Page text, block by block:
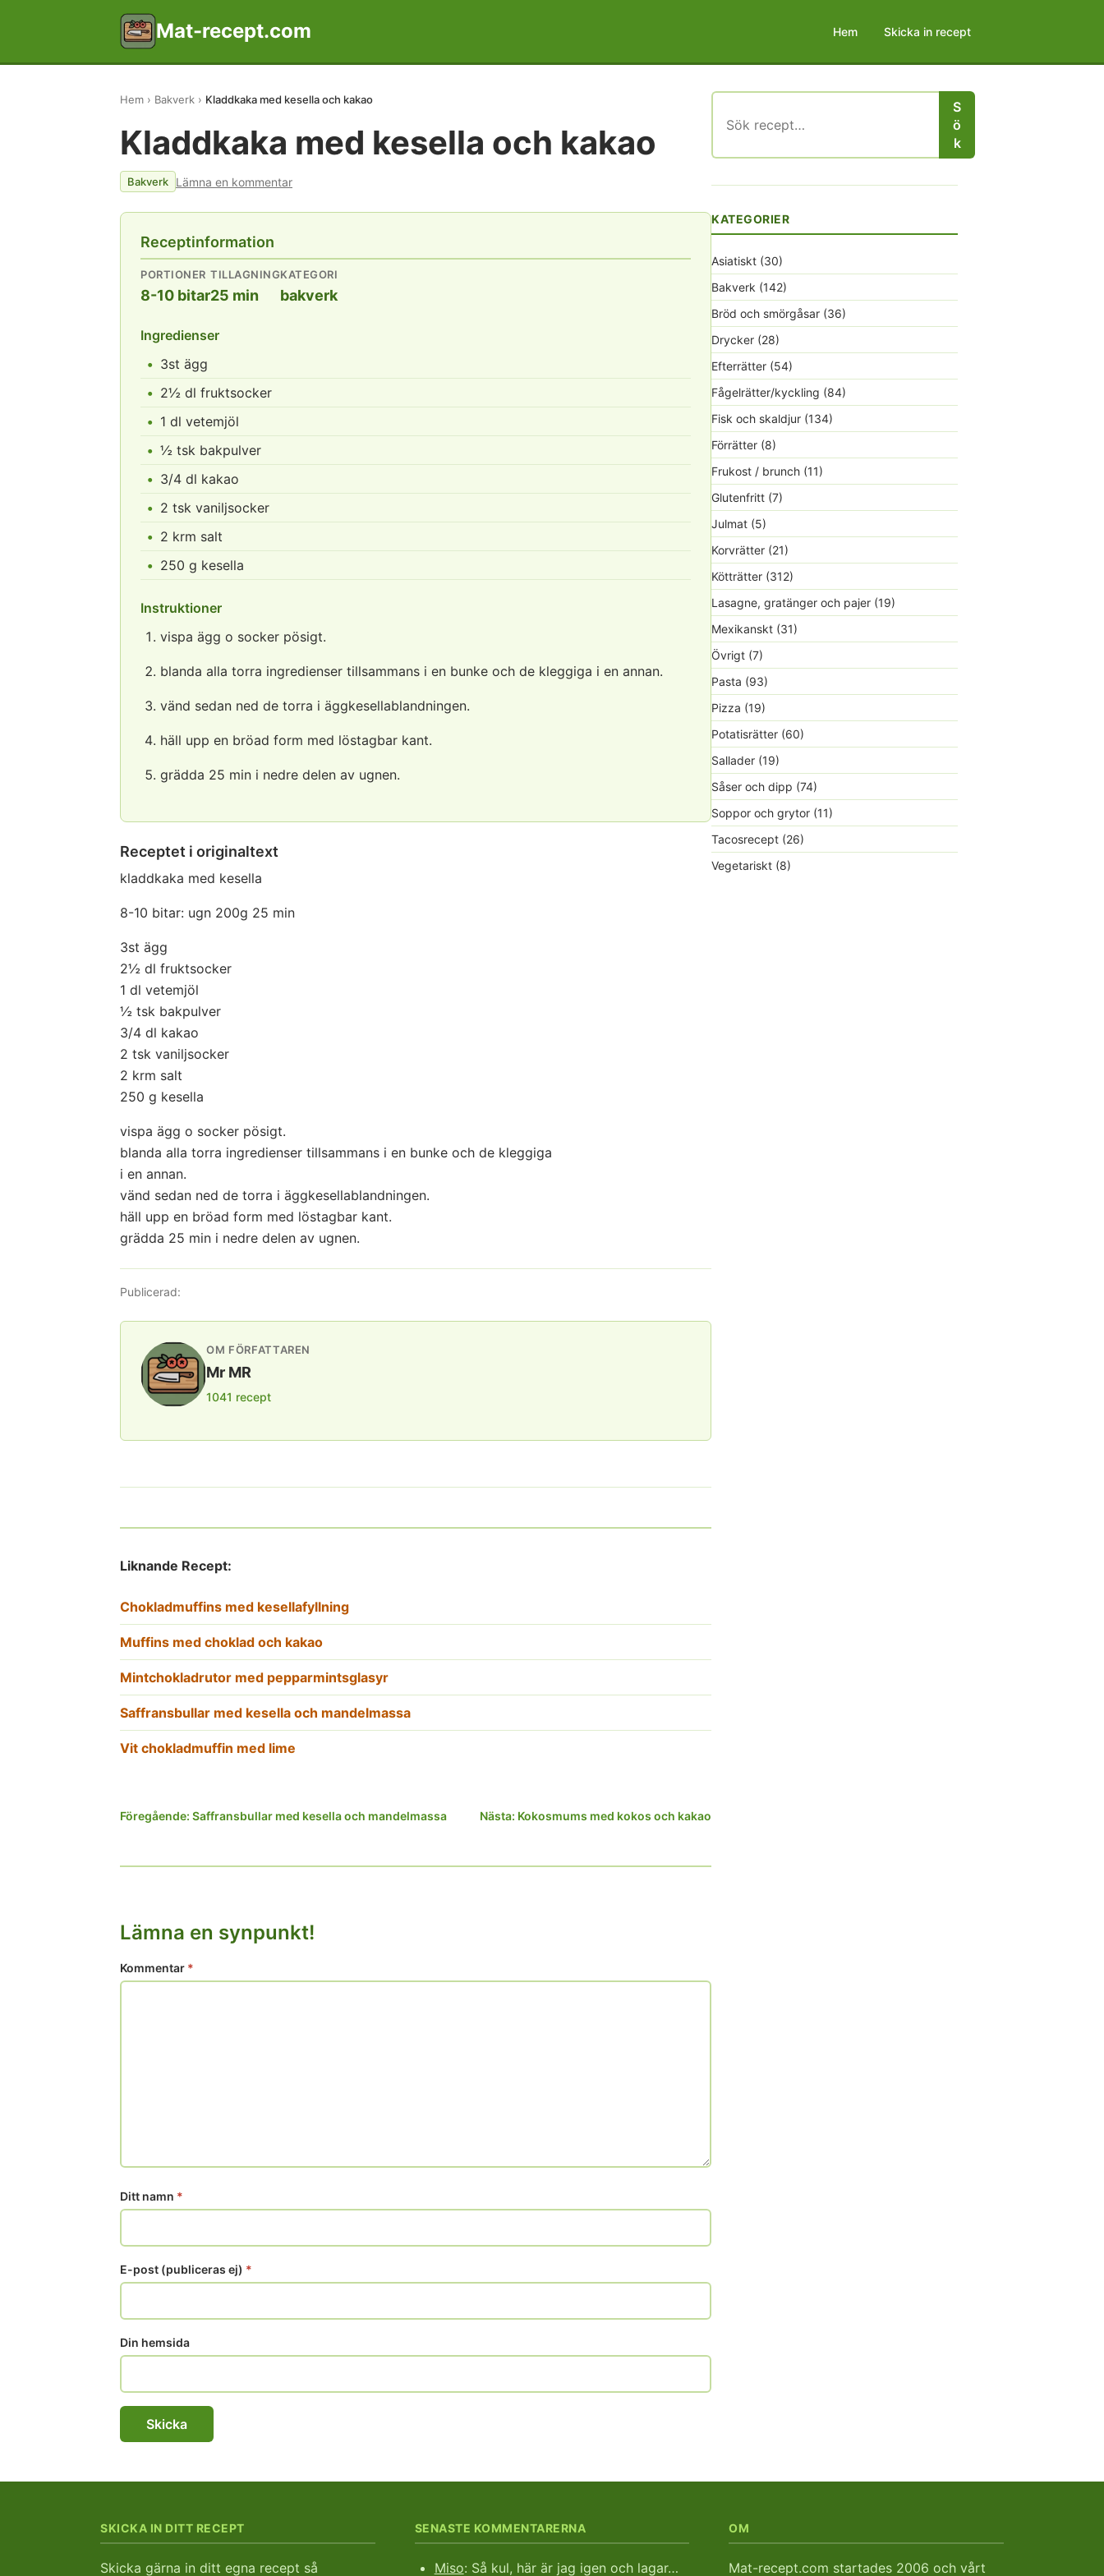
Mat-recept.com Hem Skicka in recept
Hem Bakverk Kladdkaka med kesella och kakao
Kladdkaka med kesella och kakao
Bakverk Lämna en kommentar
Receptinformation
PORTIONER
8-10 bitar
TILLAGNING
25 min
KATEGORI
bakverk
Ingredienser
3st ägg
2½ dl fruktsocker
1 dl vetemjöl
½ tsk bakpulver
3/4 dl kakao
2 tsk vaniljsocker
2 krm salt
250 g kesella
Instruktioner
vispa ägg o socker pösigt.
blanda alla torra ingredienser tillsammans i en bunke och de kleggiga i en annan.
vänd sedan ned de torra i äggkesellablandningen.
häll upp en bröad form med löstagbar kant.
grädda 25 min i nedre delen av ugnen.
Receptet i originaltext
kladdkaka med kesella
8-10 bitar: ugn 200g 25 min
3st ägg
2½ dl fruktsocker
1 dl vetemjöl
½ tsk bakpulver
3/4 dl kakao
2 tsk vaniljsocker
2 krm salt
250 g kesella
vispa ägg o socker pösigt.
blanda alla torra ingredienser tillsammans i en bunke och de kleggiga
i en annan.
vänd sedan ned de torra i äggkesellablandningen.
häll upp en bröad form med löstagbar kant.
grädda 25 min i nedre delen av ugnen.
Publicerad:
OM FÖRFATTAREN
Mr MR
1041 recept
Liknande Recept:
Chokladmuffins med kesellafyllning
Muffins med choklad och kakao
Mintchokladrutor med pepparmintsglasyr
Saffransbullar med kesella och mandelmassa
Vit chokladmuffin med lime
Inläggsnavigering
Föregående: Saffransbullar med kesella och mandelmassa Nästa: Kokosmums med kokos och kakao
Lämna en synpunkt!
Kommentar *
Ditt namn *
E-post (publiceras ej) *
Din hemsida
efter:
S
ö
k
KATEGORIER
Asiatiskt (30)
Bakverk (142)
Bröd och smörgåsar (36)
Drycker (28)
Efterrätter (54)
Fågelrätter/kyckling (84)
Fisk och skaldjur (134)
Förrätter (8)
Frukost / brunch (11)
Glutenfritt (7)
Julmat (5)
Korvrätter (21)
Kötträtter (312)
Lasagne, gratänger och pajer (19)
Mexikanskt (31)
Övrigt (7)
Pasta (93)
Pizza (19)
Potatisrätter (60)
Sallader (19)
Såser och dipp (74)
Soppor och grytor (11)
Tacosrecept (26)
Vegetariskt (8)
SKICKA IN DITT RECEPT
Skicka gärna in ditt egna recept så
SENASTE KOMMENTARERNA
Miso: Så kul, här är jag igen och lagar…
OM
Mat-recept.com startades 2006 och vårt